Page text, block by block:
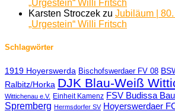
„Urgestein“ Willi Fritsch
Karsten Stroczek zu Jubiläum |
„Urgestein“ Willi Fritsch
Schlagwörter
1919 Hoyerswerda Bischofswerdaer FV 08
Ralbitz/Horka DJK Blau-Weiß
Wittichenau e.V. Einheit Kamenz FSV Budissa
Spremberg Hermsdorfer SV Hoyerswerdaer